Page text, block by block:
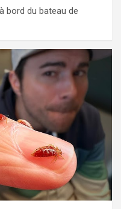
bord du bateau de